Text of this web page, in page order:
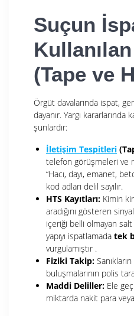
Suçun
(Tape ve
Örgüt davalarında ispat,
dayanır. Yargı kararlarında
şunlardır:
İletişim Tespitleri
telefon görüşmeleri ve
“Hacı, dayı, emanet,
kod adları delil sayılır.
HTS Kayıtları: Kimin
aradığını gösteren
içeriği belli olmayan salt
yapıyı ispatlamada tek
vurgulamıştır .
Fiziki Takip:
buluşmalarının polis
Maddi Deliller: Ele
miktarda nakit para